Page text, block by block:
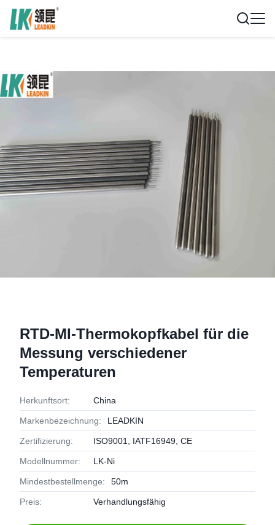
RTD-MI-Thermokopfkabel für die
Messung verschiedener
Temperaturen
Herkunftsort: China
Markenbezeichnung: LEADKIN
Zertifizierung: ISO9001, IATF16949, CE
Modellnummer: LK-Ni
Mindestbestellmenge: 50m
Preis: Verhandlungsfähig